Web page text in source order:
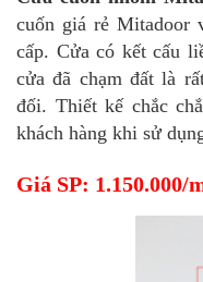
cuốn giá rẻ Mitadoor
cấp. Cửa có kết cấu
cửa đã chạm đất là
đối. Thiết kế chắc
khách hàng khi sử
Giá SP: 1.150.000/